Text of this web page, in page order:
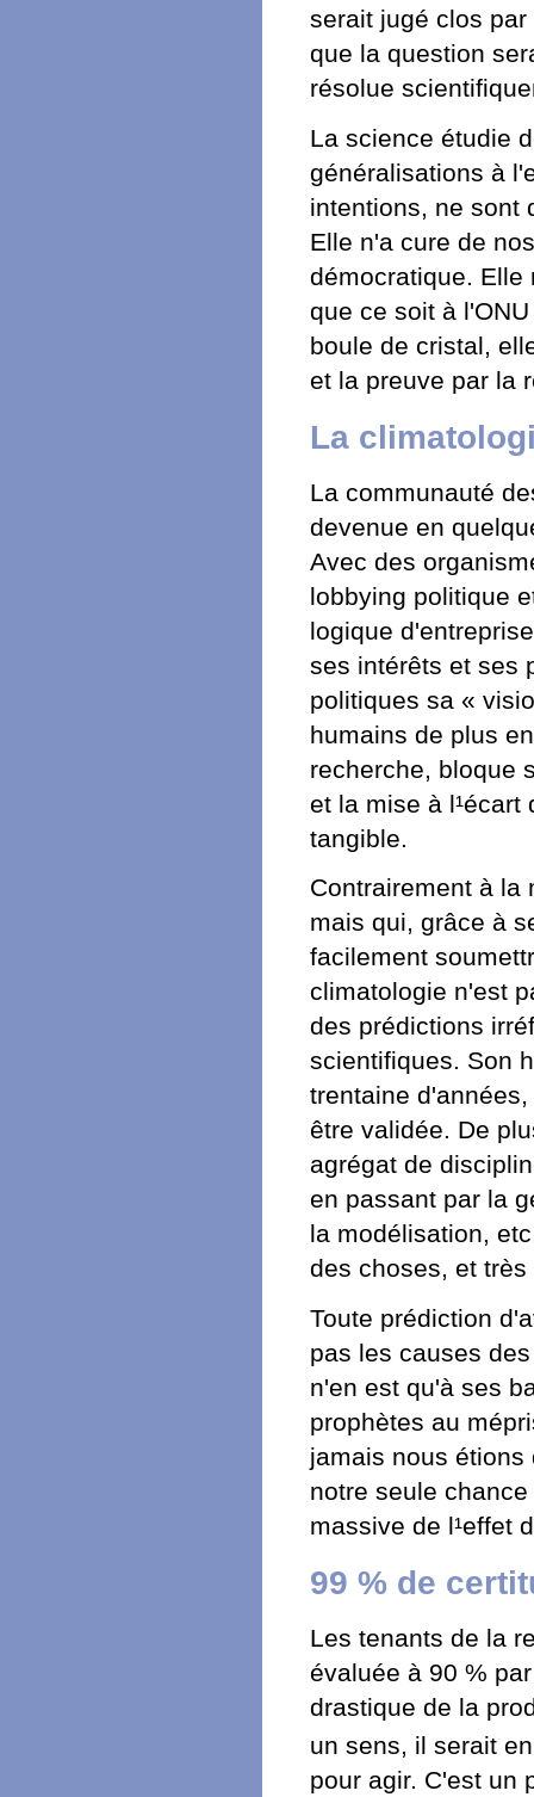
serait jugé clos
que la question
résolue
La science étudie
généralisations à
intentions, ne sont
Elle n'a cure de
démocratique. Elle
que ce soit à
boule de cristal,
et la preuve par la
La
La communauté
devenue en
Avec des
lobbying politique
logique
ses intérêts et ses
politiques sa «
humains de plus
recherche, bloque
et la mise à
tangible.
Contrairement à la
mais qui, grâce à
facilement
climatologie n'est
des prédictions
scientifiques. Son
trentaine
être validée. De
agrégat de
en passant par la
la modélisation,
des choses, et
Toute prédiction
pas les causes
n'en est qu'à ses
prophètes au
jamais nous
notre seule
massive de l¹effet
99 % de
Les tenants de la
évaluée à 90 %
drastique de la
un sens, il serait
pour agir. C'est un